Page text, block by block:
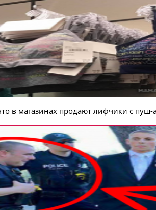
в магазинах продают лифчики с пуш-